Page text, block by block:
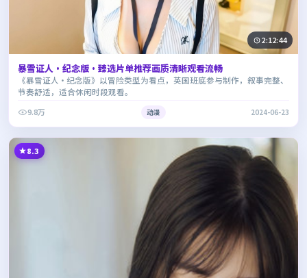
2:12:44
暴雪证人·纪念版·臻选片单推荐画质清晰观看流畅
《暴雪证人·纪念版》以冒险类型为看点，英国班底参与制作，叙事完整、
节奏舒适，适合休闲时段观看。
9.8万
动漫 2024-06-23
8.3